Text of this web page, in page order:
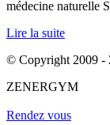
médecine naturelle
Lire la suite
© Copyright 2009 -
ZENERGYM
Rendez vous